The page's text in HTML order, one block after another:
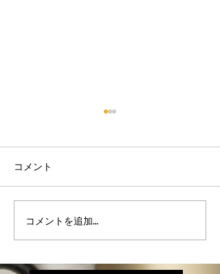
【床のワックスがけ♪】
コメント
コメントを追加…